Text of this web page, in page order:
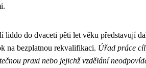
liddo do dvaceti pěti let věku představují
na bezplatnou rekvalifikaci. Úřad práce
praxi nebo jejichž vzdělání